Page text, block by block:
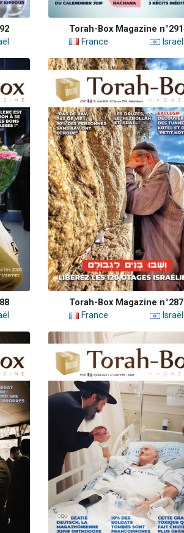
Torah-Box Magazine n°291
France
Israël
Torah-Box Magazine n°287
France
Israël